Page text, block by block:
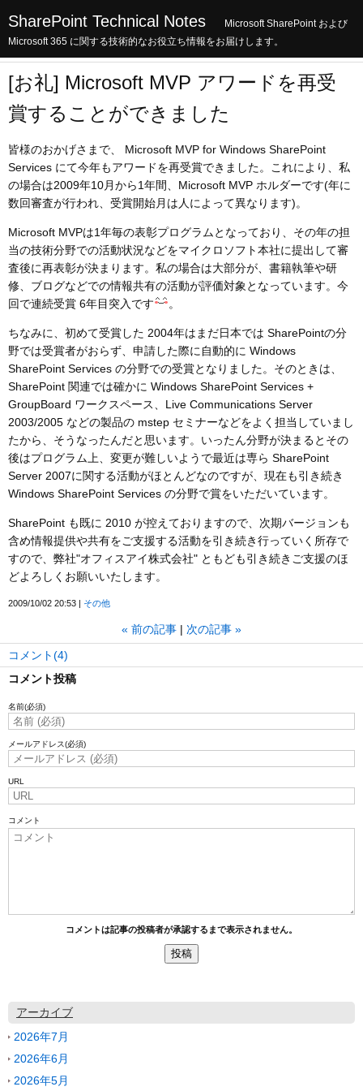
SharePoint Technical Notes
Microsoft SharePoint および
Microsoft 365 に関する技術的なお役立ち情報をお届けします。
[お礼] Microsoft MVP アワードを再受
賞することができました
皆様のおかげさまで、 Microsoft MVP for Windows SharePoint
Services にて今年もアワードを再受賞できました。これにより、私
の場合は2009年10月から1年間、Microsoft MVP ホルダーです(年に
数回審査が行われ、受賞開始月は人によって異なります)。
Microsoft MVPは1年毎の表彰プログラムとなっており、その年の担
当の技術分野での活動状況などをマイクロソフト本社に提出して審
査後に再表彰が決まります。私の場合は大部分が、書籍執筆や研
修、ブログなどでの情報共有の活動が評価対象となっています。今
回で連続受賞 6年目突入です
。
ちなみに、初めて受賞した 2004年はまだ日本では SharePointの分
野では受賞者がおらず、申請した際に自動的に Windows
SharePoint Services の分野での受賞となりました。そのときは、
SharePoint 関連では確かに Windows SharePoint Services +
GroupBoard ワークスペース、Live Communications Server
2003/2005 などの製品の mstep セミナーなどをよく担当していまし
たから、そうなったんだと思います。いったん分野が決まるとその
後はプログラム上、変更が難しいようで最近は専ら SharePoint
Server 2007に関する活動がほとんどなのですが、現在も引き続き
Windows SharePoint Services の分野で賞をいただいています。
SharePoint も既に 2010 が控えておりますので、次期バージョンも
含め情報提供や共有をご支援する活動を引き続き行っていく所存で
すので、弊社"オフィスアイ株式会社" ともども引き続きご支援のほ
どよろしくお願いいたします。
2009/10/02 20:53 その他
« 前の記事 次の記事 »
コメント(4)
コメント投稿
名前(必須)
メールアドレス(必須)
URL
コメント
コメントは記事の投稿者が承認するまで表示されません。
アーカイブ
2026年7月
2026年6月
2026年5月